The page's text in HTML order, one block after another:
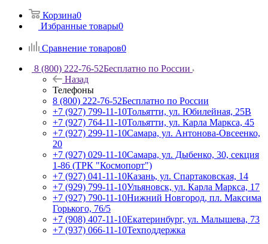
Корзина0
Избранные товары0
Сравнение товаров0
8 (800) 222-76-52Бесплатно по России
Назад
Телефоны
8 (800) 222-76-52Бесплатно по России
+7 (927) 799-11-10Тольятти, ул. Юбилейная, 25В
+7 (927) 764-11-10Тольятти, ул. Карла Маркса, 45
+7 (927) 299-11-10Самара, ул. Антонова-Овсеенко,
20
+7 (927) 029-11-10Самара, ул. Дыбенко, 30, секция
1-86 (ТРК "Космопорт")
+7 (927) 041-11-10Казань, ул. Спартаковская, 14
+7 (929) 799-11-10Ульяновск, ул. Карла Маркса, 17
+7 (927) 790-11-10Нижний Новгород, пл. Максима
Горького, 76/5
+7 (908) 407-11-10Екатеринбург, ул. Малышева, 73
+7 (937) 066-11-10Техподдержка